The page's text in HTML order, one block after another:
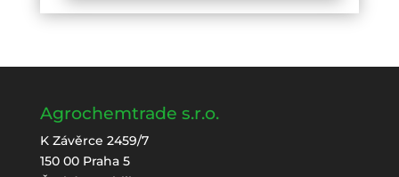
Agrochemtrade s.r.o.
K Závěrce 2459/7
150 00 Praha 5